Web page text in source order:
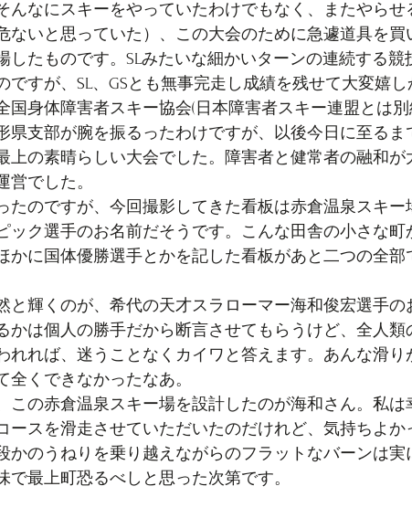
んなにスキーをやっていたわけでもなく、またやらせ
ないと思っていた）、この大会のために急遽道具を買
したものです。SLみたいな細かいターンの連続する競
ですが、SL、GSとも無事完走し成績を残せて大変嬉し
身体障害者スキー協会(日本障害者スキー連盟とは別
県支部が腕を振るったわけですが、以後今日に至るま
上の素晴らしい大会でした。障害者と健常者の融和が
営でした。
のですが、今回撮影してきた看板は赤倉温泉スキー
ック選手のお名前だそうです。こんな田舎の小さな町
かに国体優勝選手とかを記した看板があと二つの全部
輝くのが、希代の天才スラローマー海和俊宏選手の
かは個人の勝手だから断言させてもらうけど、全人類
れれば、迷うことなくカイワと答えます。あんな滑
全くできなかったなあ。
の赤倉温泉スキー場を設計したのが海和さん。私は
ースを滑走させていただいたのだけれど、気持ちよか
かのうねりを乗り越えながらのフラットなバーンは実
で最上町恐るべしと思った次第です。